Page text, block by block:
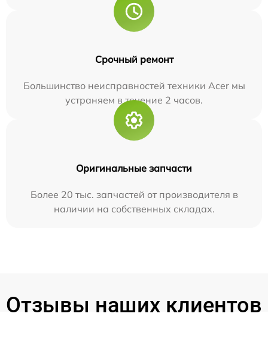
Срочный ремонт
Большинство неисправностей техники Acer мы
устраняем в течение 2 часов.
Оригинальные запчасти
Более 20 тыс. запчастей от производителя в
наличии на собственных складах.
Отзывы наших клиентов